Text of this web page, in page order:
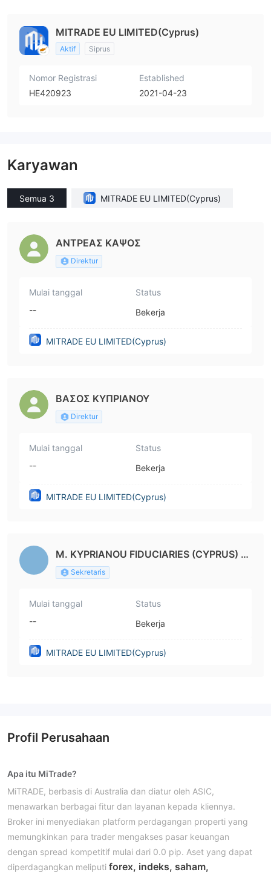
MITRADE EU LIMITED(Cyprus)
Aktif Siprus
Nomor Registrasi
HE420923
Established
2021-04-23
Karyawan
Semua 3 MITRADE EU LIMITED(Cyprus)
ΑΝΤΡΕΑΣ ΚΑΨΟΣ
Direktur
Mulai tanggal
--
Status
Bekerja
MITRADE EU LIMITED(Cyprus)
ΒΑΣΟΣ ΚΥΠΡΙΑΝΟΥ
Direktur
Mulai tanggal
--
Status
Bekerja
MITRADE EU LIMITED(Cyprus)
M. KYPRIANOU FIDUCIARIES (CYPRUS) L
TD Sekretaris
Mulai tanggal
--
Status
Bekerja
MITRADE EU LIMITED(Cyprus)
Profil Perusahaan
Apa itu MiTrade?
MiTRADE, berbasis di Australia dan diatur oleh ASIC,
menawarkan berbagai fitur dan layanan kepada kliennya.
Broker ini menyediakan platform perdagangan properti yang
memungkinkan para trader mengakses pasar keuangan
dengan spread kompetitif mulai dari 0.0 pip. Aset yang dapat
diperdagangkan meliputi forex, indeks, saham,